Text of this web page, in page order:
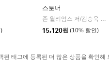
스토너
존 윌리엄스 저/김승욱 역
15,120원 (10% 할인)
된 태그에 등록된 더 많은 상품을 확인해